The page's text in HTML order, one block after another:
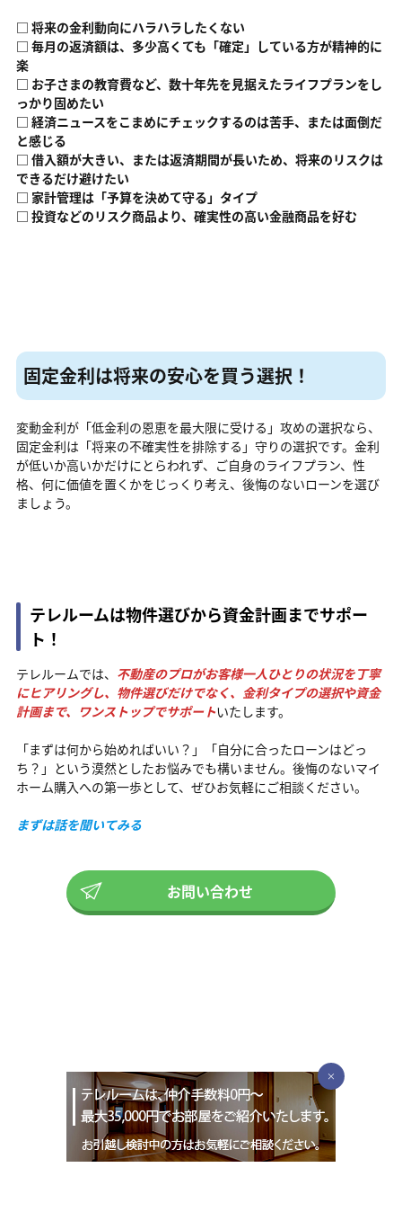
□ 将来の金利動向にハラハラしたくない
□ 毎月の返済額は、多少高くても「確定」している方が精神的に
楽
□ お子さまの教育費など、数十年先を見据えたライフプランをし
っかり固めたい
□ 経済ニュースをこまめにチェックするのは苦手、または面倒だ
と感じる
□ 借入額が大きい、または返済期間が長いため、将来のリスクは
できるだけ避けたい
□ 家計管理は「予算を決めて守る」タイプ
□ 投資などのリスク商品より、確実性の高い金融商品を好む
固定金利は将来の安心を買う選択！
変動金利が「低金利の恩恵を最大限に受ける」攻めの選択なら、
固定金利は「将来の不確実性を排除する」守りの選択です。金利
が低いか高いかだけにとらわれず、ご自身のライフプラン、性
格、何に価値を置くかをじっくり考え、後悔のないローンを選び
ましょう。
テレルームは物件選びから資金計画までサポー
ト！
テレルームでは、 不動産のプロがお客様一人ひとりの状況を丁寧
にヒアリングし、物件選びだけでなく、金利タイプの選択や資金
計画まで、ワンストップでサポートいたします。
「まずは何から始めればいい？」「自分に合ったローンはどっ
ち？」という漠然としたお悩みでも構いません。後悔のないマイ
ホーム購入への第一歩として、ぜひお気軽にご相談ください。
まずは話を聞いてみる
お問い合わせ
×